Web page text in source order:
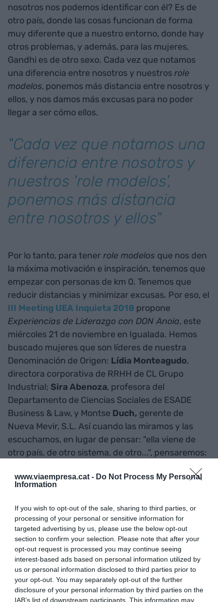
www.viaempresa.cat - Do Not Process My Personal
Information
If you wish to opt-out of the sale, sharing to third parties, or
processing of your personal or sensitive information for
targeted advertising by us, please use the below opt-out
section to confirm your selection. Please note that after your
opt-out request is processed you may continue seeing
interest-based ads based on personal information utilized by
us or personal information disclosed to third parties prior to
your opt-out. You may separately opt-out of the further
disclosure of your personal information by third parties on the
IAB’s list of downstream participants. This information may
nosotros nos podemos identificar con él? Es de
otro país, donde las cosas funcionan de forma
muy diferente que a nuestro entorno, donde hay
otros problemas, y además, para las mujeres,
Gandhi es de otro sexo. Cada vez que notamos
una diferencia entre nosotros y nuestrosrole
modelos, ponemos más distancia entre nosotros y
ellos, y nos damos más excusas para no poder
llegar a ser cómo ellos.
"Cada vez que notamos una
diferencia entre nosotros y
nuestros 'role modelos',
ponemos más distancia
entre nosotros y ellos"
Por lo tanto, para tener role modelos que nos den
la máxima motivación e inspiración, tenemos que
empezar con personas de km 0. Tenemos que
reducir distancias y minimizar excusas. Por eso, el
III Meeting UEA Inquieta 2018 propone
Experiencias de Liderazgo con DON Anoia, este
miércoles 21 de noviembre en Igualada. Hemos
buscado mujeres que son líderes de nuestra
Denominación de Origen: Lídia Monteagudo,
directora corporativa de RRHH de CL Grupo
Industrial; Sira Abenoza, profesora del
Departamento de Ciencias Sociales de ESADE
Business & Law, y Montse Duch, gerente de
Nueva Mevir, S.L. Así cuando las miramos y las
escuchamos, en lugar de pensar: "ella viene de
otro país, de otro sistema, de otro...", pensaremos:
"Si ellas han podido hacer todo esto siendo de
aquí, yo también puedo".
Esta confianza, el pensamiento que "yo también
puedo" es crucial para las mujeres. Los hombres
lo tienen más fácil para encontrar role modelos
porque la mayoría de los líderes del mundo
empresarial y del mundo en general son hombres.
Es por eso que, cuando recibo una invitación a
una conferencia, miro la lista de ponentes, porque
busco alguien que se asemeje un poco en mí,